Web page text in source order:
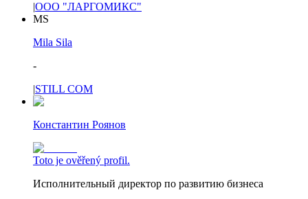
|ООО "ЛАРГОМИКС"
MS
Mila Sila
-
|STILL COM
Константин Роянов
Toto je ověřený profil.
Исполнительный директор по развитию бизнеса